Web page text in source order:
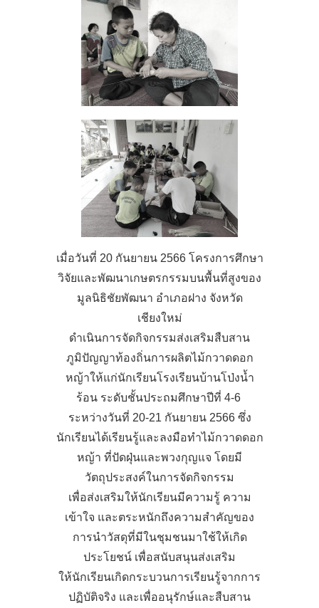
เมื่อวันที่ 20 กันยายน 2566 โครงการศึกษา
วิจัยและพัฒนาเกษตรกรรมบนพื้นที่สูงของ
มูลนิธิชัยพัฒนา อำเภอฝาง จังหวัด
เชียงใหม่
ดำเนินการจัดกิจกรรมส่งเสริมสืบสาน
ภูมิปัญญาท้องถิ่นการผลิตไม้กวาดดอก
หญ้าให้แก่นักเรียนโรงเรียนบ้านโป่งน้ำ
ร้อน ระดับชั้นประถมศึกษาปีที่ 4-6
ระหว่างวันที่ 20-21 กันยายน 2566 ซึ่ง
นักเรียนได้เรียนรู้และลงมือทำไม้กวาดดอก
หญ้า ที่ปัดฝุ่นและพวงกุญแจ โดยมี
วัตถุประสงค์ในการจัดกิจกรรม
เพื่อส่งเสริมให้นักเรียนมีความรู้ ความ
เข้าใจ และตระหนักถึงความสำคัญของ
การนำวัสดุที่มีในชุมชนมาใช้ให้เกิด
ประโยชน์ เพื่อสนับสนุนส่งเสริม
ให้นักเรียนเกิดกระบวนการเรียนรู้จากการ
ปฏิบัติจริง และเพื่ออนุรักษ์และสืบสาน